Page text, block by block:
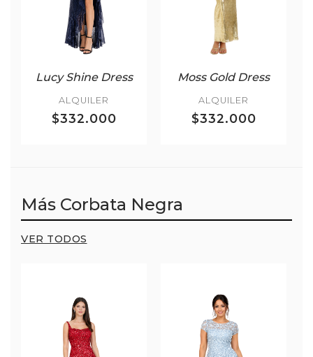
Lucy Shine Dress
ALQUILER
$332.000
Moss Gold Dress
ALQUILER
$332.000
Más Corbata Negra
VER TODOS